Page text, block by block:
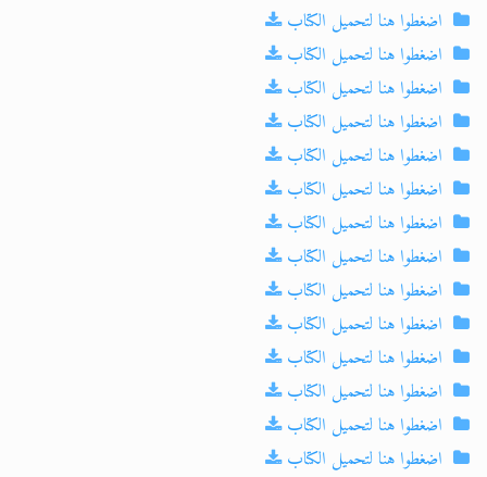
اضغطوا هنا لتحميل الكتاب
اضغطوا هنا لتحميل الكتاب
اضغطوا هنا لتحميل الكتاب
اضغطوا هنا لتحميل الكتاب
اضغطوا هنا لتحميل الكتاب
اضغطوا هنا لتحميل الكتاب
اضغطوا هنا لتحميل الكتاب
اضغطوا هنا لتحميل الكتاب
اضغطوا هنا لتحميل الكتاب
اضغطوا هنا لتحميل الكتاب
اضغطوا هنا لتحميل الكتاب
اضغطوا هنا لتحميل الكتاب
اضغطوا هنا لتحميل الكتاب
اضغطوا هنا لتحميل الكتاب